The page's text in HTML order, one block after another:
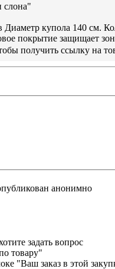
слона"
Диаметр купола 140 см.
покрытие защищает
анонимно
задать вопрос
товару"
"Ваш заказ в этой